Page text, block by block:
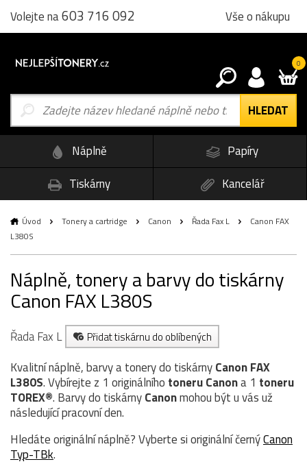
Volejte na603 716 092 Vše o nákupu
0
Náplně
Papíry
Tiskárny
Kancelář
Úvod Tonery a cartridge Canon Řada Fax L
Canon FAX
L380S
Náplně, tonery a barvy do tiskárny
Canon FAX L380S
Řada Fax L Přidat tiskárnu do oblíbených
Kvalitní náplně, barvy a tonery do tiskárnyCanon FAX
L380S. Vybírejte z 1 originálního toneruCanona 1 toneru
TOREX®. Barvy do tiskárnyCanonmohou být u vás už
následující pracovní den.
Hledáte originální náplně? Vyberte si originální černýCanon
Typ-TBk.